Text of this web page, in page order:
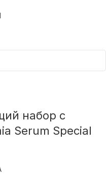
набор с
Serum Special